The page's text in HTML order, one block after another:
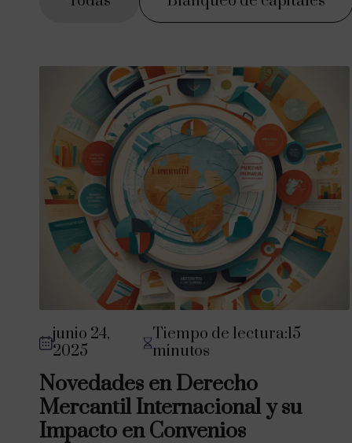
junio 24,
2025
Tiempo de lectura:15
minutos
Novedades en Derecho
Mercantil Internacional y su
Impacto en Convenios